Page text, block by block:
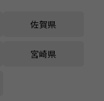
佐賀県
宮崎県